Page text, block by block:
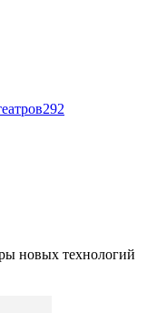
292
новых технологий